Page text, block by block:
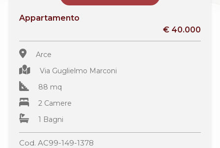
Appartamento
€ 40.000
Arce
Via Guglielmo Marconi
88 mq
2 Camere
1 Bagni
Cod. AC99-149-1378